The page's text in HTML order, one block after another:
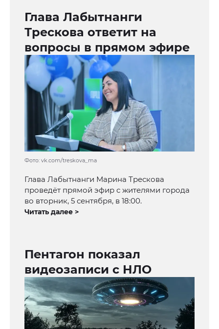
Глава Лабытнанги
Трескова ответит на
вопросы в прямом эфире
Фото: vk.com/treskova_ma
Глава Лабытнанги Марина Трескова
проведёт прямой эфир с жителями города
во вторник, 5 сентября, в 18:00.
Читать далее >
Пентагон показал
видеозаписи с НЛО